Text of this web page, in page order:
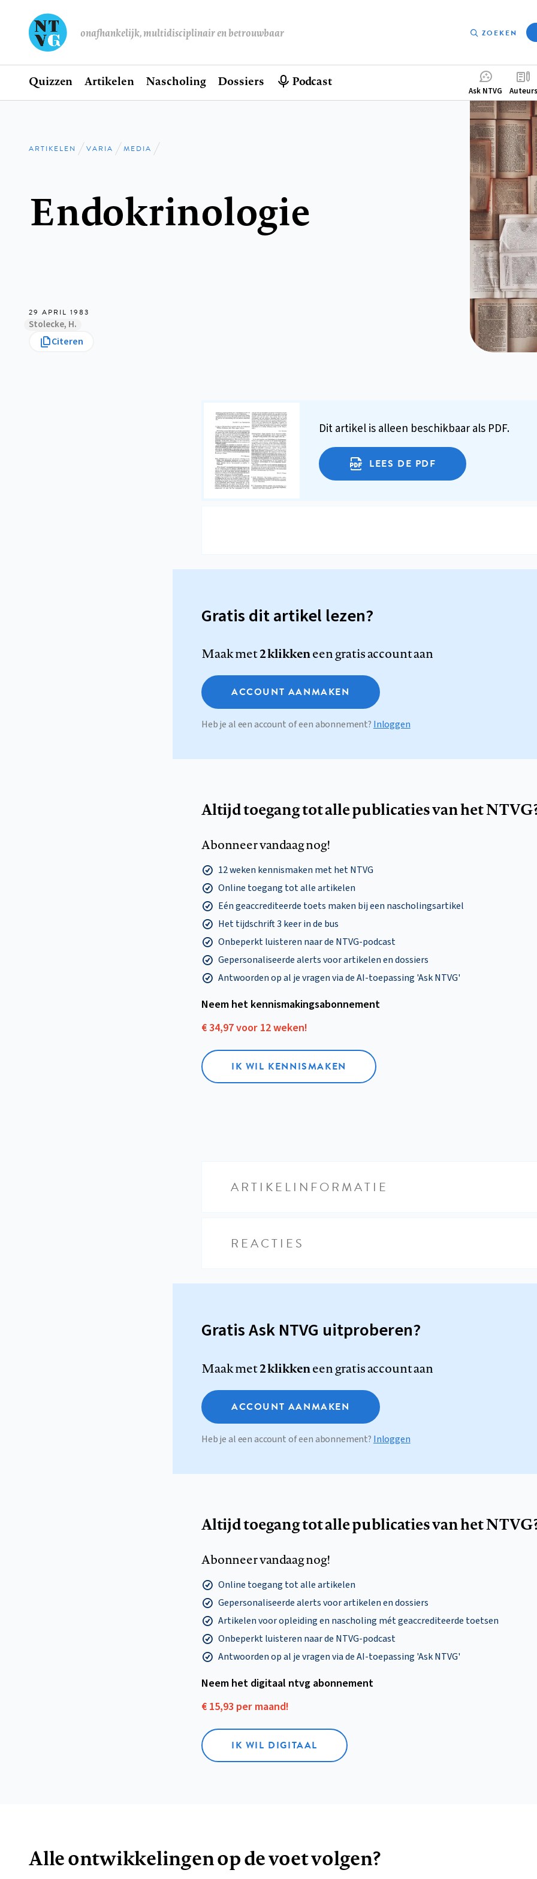
onafhankelijk, multidisciplinair en betrouwbaar ZOEKEN
Hoofdnavigatie
Home
Quizzen Artikelen Nascholing Dossiers Podcast
menu
Ask NTVG Auteurs
Kruimelpad
ARTIKELEN VARIA MEDIA
Endokrinologie
29 APRIL 1983
Stolecke, H.
Citeren
Dit artikel is alleen beschikbaar als PDF.
LEES DE PDF
Gratis dit artikel lezen?
Maak met2 klikkeneen gratis account aan
ACCOUNT AANMAKEN
Heb je al een account of een abonnement? Inloggen
Altijd toegang tot alle publicaties van het
Abonneer vandaag nog!
12 weken kennismaken met het NTVG
Online toegang tot alle artikelen
Eén geaccrediteerde toets maken bij een nascholingsartikel
Het tijdschrift 3 keer in de bus
Onbeperkt luisteren naar de NTVG-podcast
Gepersonaliseerde alerts voor artikelen en dossiers
Antwoorden op al je vragen via de AI-toepassing 'Ask NTVG'
Neem het kennismakings­abonnement
€ 34,97 voor 12 weken!
IK WIL KENNISMAKEN
ARTIKELINFORMATIE
REACTIES
Gratis Ask NTVG uitproberen?
Maak met2 klikkeneen gratis account aan
ACCOUNT AANMAKEN
Heb je al een account of een abonnement? Inloggen
Altijd toegang tot alle publicaties van het
Abonneer vandaag nog!
Online toegang tot alle artikelen
Gepersonaliseerde alerts voor artikelen en dossiers
Artikelen voor opleiding en nascholing mét geaccrediteerde toetsen
Onbeperkt luisteren naar de NTVG-podcast
Antwoorden op al je vragen via de AI-toepassing 'Ask NTVG'
Neem het digitaal ntvg abonnement
€ 15,93 per maand!
IK WIL DIGITAAL
Alle ontwikkelingen op de voet volgen?